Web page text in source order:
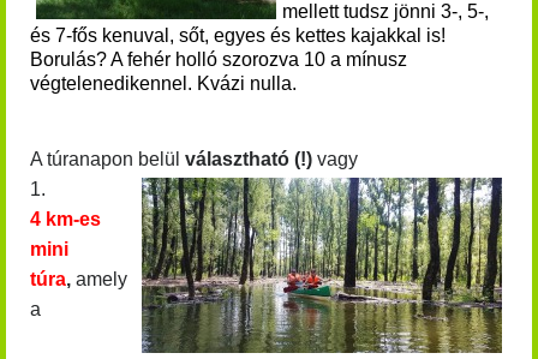
mellett tudsz jönni 3-, 5-,
és 7-fős kenuval, sőt, egyes és kettes kajakkal is!
Borulás? A fehér holló szorozva 10 a mínusz
végtelenedikennel. Kvázi nulla.
A túranapon belül választható (!) vagy
1.
4 km-es
mini
túra, amely
a